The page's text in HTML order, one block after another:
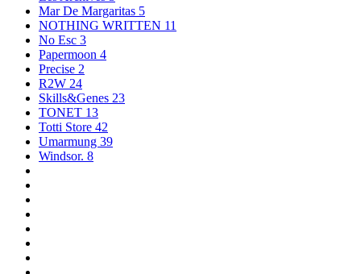
Mar De Margaritas 5
NOTHING WRITTEN 11
No Esc 3
Papermoon 4
Precise 2
R2W 24
Skills&Genes 23
TONET 13
Totti Store 42
Umarmung 39
Windsor. 8